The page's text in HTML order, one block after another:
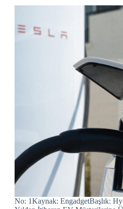
No: 1Kaynak: EngadgetBaşlık: